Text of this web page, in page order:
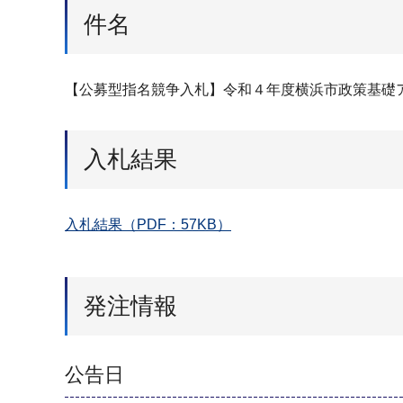
件名
【公募型指名競争入札】令和４年度横浜市政策基礎
入札結果
入札結果（PDF：57KB）
発注情報
公告日